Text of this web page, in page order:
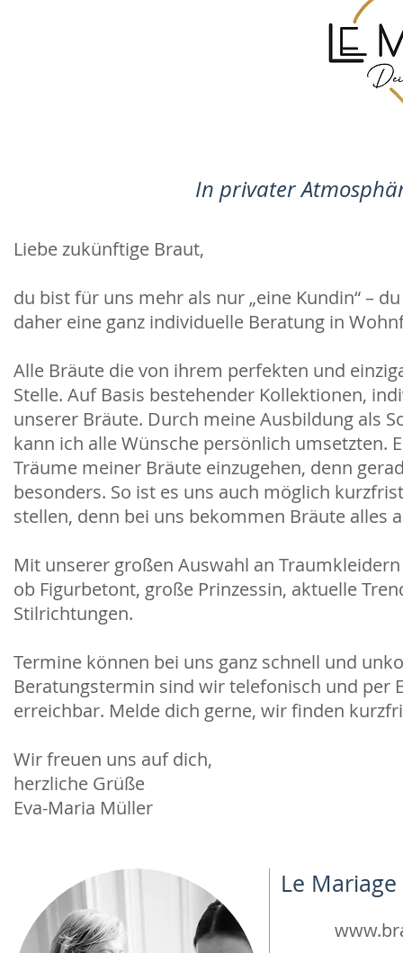
In privater
Liebe zukünftige Braut,
du bist für uns mehr als nur „eine Kundin“ –
daher eine ganz individuelle Beratung in
Alle Bräute die von ihrem perfekten und
Stelle. Auf Basis bestehender Kollektionen,
unserer Bräute. Durch meine Ausbildung als
kann ich alle Wünsche persönlich umsetzten.
Träume meiner Bräute einzugehen, denn
besonders. So ist es uns auch möglich
stellen, denn bei uns bekommen Bräute alles
Mit unserer großen Auswahl an
ob Figurbetont, große Prinzessin, aktuelle
Stilrichtungen.
Termine können bei uns ganz schnell und
Beratungstermin sind wir telefonisch und per
erreichbar. Melde dich gerne, wir finden
Wir freuen uns auf dich,
herzliche Grüße
Eva-Maria Müller
Le